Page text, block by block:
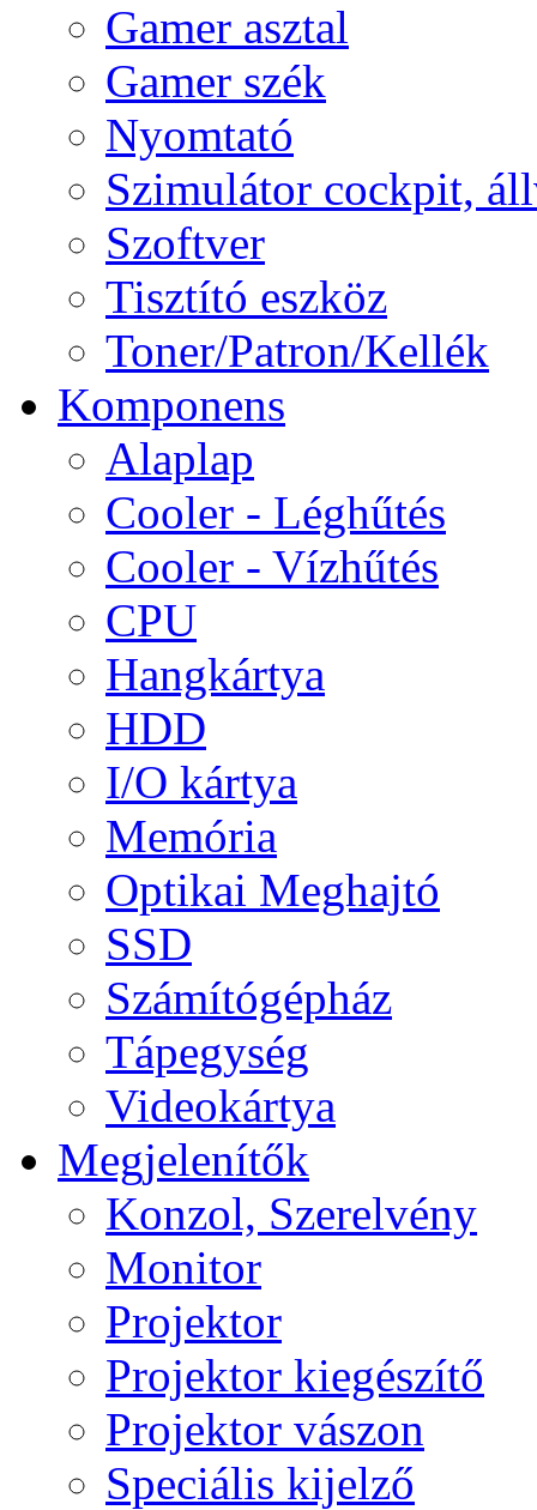
Gamer asztal
Gamer szék
Nyomtató
Szimulátor cockpit,
Szoftver
Tisztító eszköz
Toner/Patron/Kellék
Komponens
Alaplap
Cooler - Léghűtés
Cooler - Vízhűtés
CPU
Hangkártya
HDD
I/O kártya
Memória
Optikai Meghajtó
SSD
Számítógépház
Tápegység
Videokártya
Megjelenítők
Konzol, Szerelvény
Monitor
Projektor
Projektor kiegészítő
Projektor vászon
Speciális kijelző